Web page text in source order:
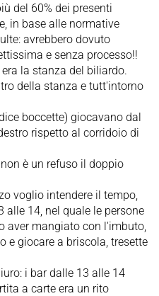
del 60% dei presenti
in base alle normative
avrebbero dovuto
e senza processo!!
la stanza del biliardo.
della stanza e tutt'intorno
boccette) giocavano dal
rispetto al corridoio di
è un refuso il doppio
voglio intendere il tempo,
14, nel quale le persone
aver mangiato con l'imbuto,
e giocare a briscola, tresette
i bar dalle 13 alle 14
a carte era un rito